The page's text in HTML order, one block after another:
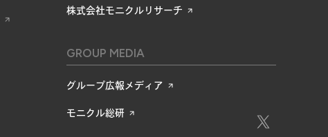
株式会社モニクルリサーチ
GROUP MEDIA
グループ広報メディア
モニクル総研